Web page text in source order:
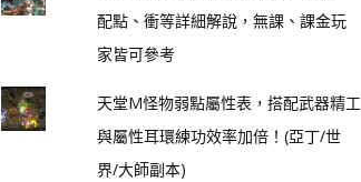
配點、衝等詳細解說，無課、課金玩
家皆可參考
天堂M怪物弱點屬性表，搭配武器精工
與屬性耳環練功效率加倍！(亞丁/世
界/大師副本)